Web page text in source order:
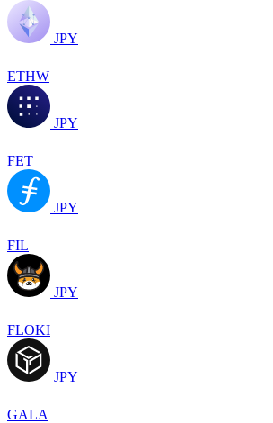
JPY
ETHW
JPY
FET
JPY
FIL
JPY
FLOKI
JPY
GALA